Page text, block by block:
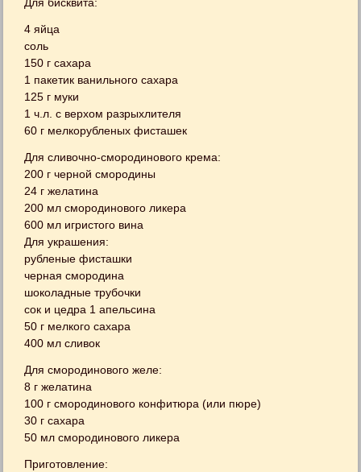
4 яйца
соль
150 г сахара
1 пакетик ванильного сахара
125 г муки
1 ч.л. с верхом разрыхлителя
60 г мелкорубленых фисташек
Для сливочно-смородинового крема:
200 г черной смородины
24 г желатина
200 мл смородинового ликера
600 мл игристого вина
Для украшения:
рубленые фисташки
черная смородина
шоколадные трубочки
сок и цедра 1 апельсина
50 г мелкого сахара
400 мл сливок
Для смородинового желе:
8 г желатина
100 г смородинового конфитюра (или пюре)
30 г сахара
50 мл смородинового ликера
Приготовление: